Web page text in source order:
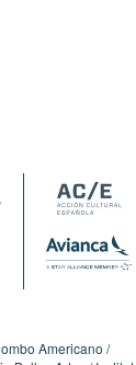
Americano